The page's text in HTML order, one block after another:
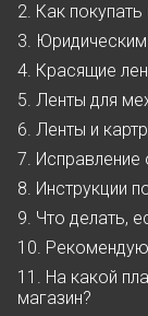
2. Как
3.
4. Красящие
5. Ленты для
6. Ленты и
7. Исправление
8. Инструкции
9. Что делать,
10.
11. На какой
магазин?